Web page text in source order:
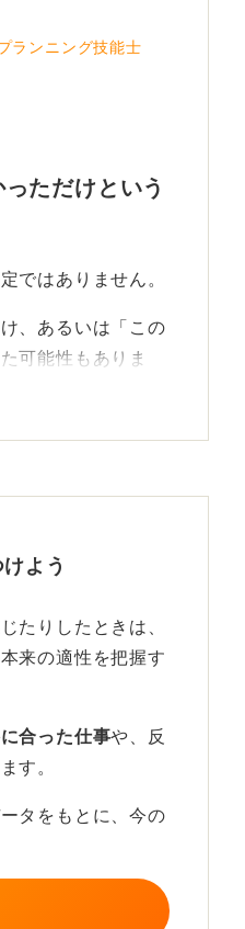
ランニング技能士
ただけという
ではありません。
、あるいは「この
可能性もありま
せん。
本当にマッチして
動から離れて心身
い価値観をゆっく
に有効な手段とな
よう
たりしたときは、
来の適性を把握す
合った仕事や、反
す。
タをもとに、今の